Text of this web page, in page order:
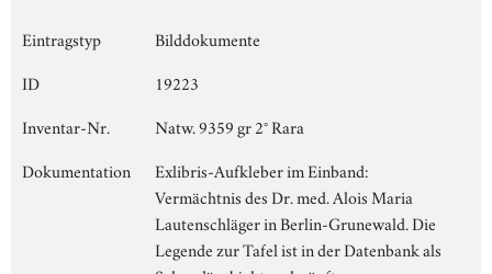
Eintragstyp
Bilddokumente
ID
19223
Inventar-Nr.
Natw. 9359 gr 2° Rara
Dokumentation
Exlibris-Aufkleber im Einband:
Vermächtnis des Dr. med. Alois Maria
Lautenschläger in Berlin-Grunewald. Die
Legende zur Tafel ist in der Datenbank als